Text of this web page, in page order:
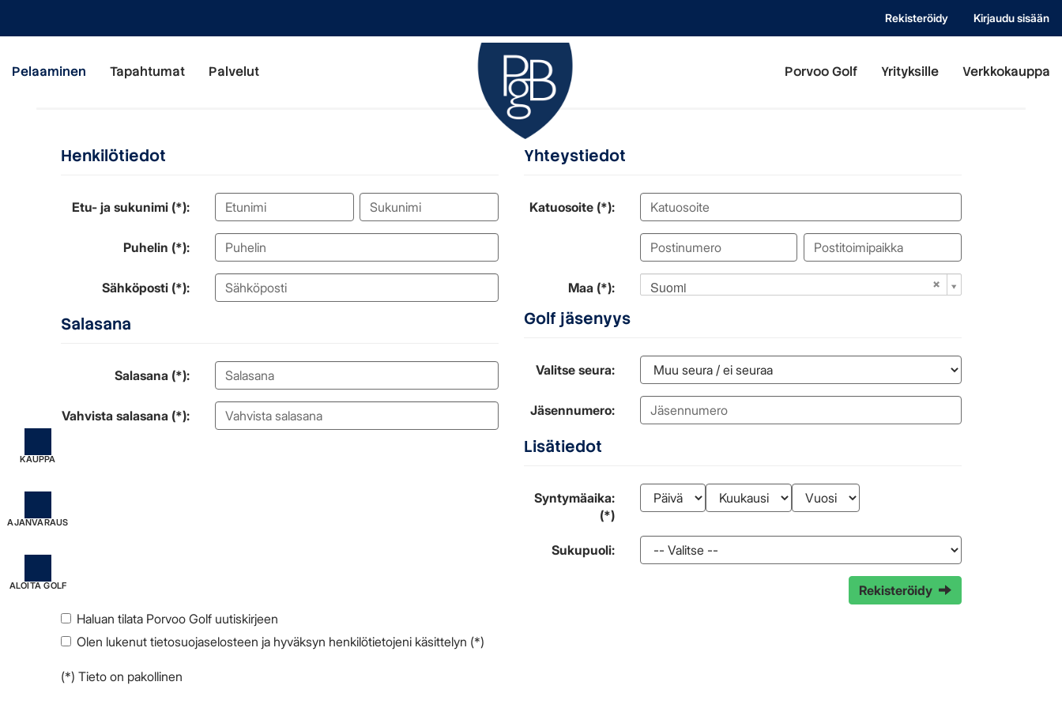
Rekisteröidy Kirjaudu sisään
Pelaaminen Tapahtumat Palvelut Porvoo Golf Yrityksille Verkkokauppa
KAUPPA
AJANVARAUS
ALOITA GOLF
Henkilötiedot
Etu- ja sukunimi (*):
Puhelin (*):
Sähköposti (*):
Salasana
Salasana (*):
Vahvista salasana (*):
Yhteystiedot
Katuosoite (*):
Maa (*): Suomi
Golf jäsenyys
Valitse seura:
Jäsennumero:
Lisätiedot
Syntymäaika:
(*)
Sukupuoli:
Rekisteröidy
Haluan tilata Porvoo Golf uutiskirjeen
Olen lukenut tietosuojaselosteen ja hyväksyn henkilötietojeni käsittelyn (*)
(*) Tieto on pakollinen